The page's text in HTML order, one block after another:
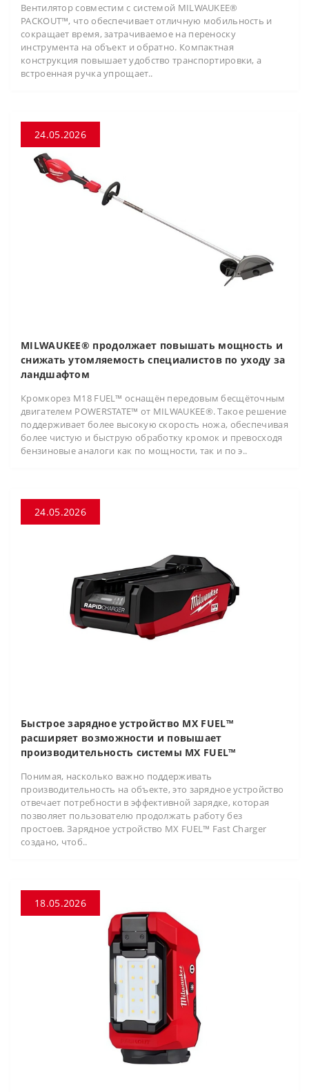
Вентилятор совместим с системой MILWAUKEE®
PACKOUT™, что обеспечивает отличную мобильность и
сокращает время, затрачиваемое на переноску
инструмента на объект и обратно. Компактная
конструкция повышает удобство транспортировки, а
встроенная ручка упрощает..
24.05.2026
MILWAUKEE® продолжает повышать мощность и
снижать утомляемость специалистов по уходу за
ландшафтом
Кромкорез M18 FUEL™ оснащён передовым бесщёточным
двигателем POWERSTATE™ от MILWAUKEE®. Такое решение
поддерживает более высокую скорость ножа, обеспечивая
более чистую и быструю обработку кромок и превосходя
бензиновые аналоги как по мощности, так и по э..
24.05.2026
Быстрое зарядное устройство MX FUEL™
расширяет возможности и повышает
производительность системы MX FUEL™
Понимая, насколько важно поддерживать
производительность на объекте, это зарядное устройство
отвечает потребности в эффективной зарядке, которая
позволяет пользователю продолжать работу без
простоев. Зарядное устройство MX FUEL™ Fast Charger
создано, чтоб..
18.05.2026